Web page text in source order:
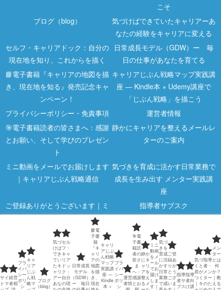
こそ
ブログ（blog）
気づけばできていたキャリアーあ
なたの経験をキャリアに変える
セルフ・キャリアドック：自分の
現在地を知り、これからを描く
日常成長モデル（GDW）ー 毎
日の仕事があなたを育てる
📘電子書籍『キャリアの地図を描
き、現在地を知る』発売記念キャ
ンペーン！
キャリアじぶん戦略マップ実践講
座 ― Kindle本 × Udemy講座で
「じぶん戦略」を描こう
プライバシーポリシー・免責事項
運営者情報
🎯電子書籍読者の皆さまへ：感謝
とお願い、そして学びのプレゼン
ト
静かにキャリアを整えるメールレ
ターのご案内
ミニ動画をメールでお届けします
｜キャリアじぶん戦略通信
気づきを育成に活かす日常業務で
成長を生み出す メンター実践講
座
ご登録ありがとうございます｜ミ
ニ動画のご案内
指導者サブスク
指導者向け講座
気づくと差がつく｜キャリア5分
メモ
指導者・メンターのための学びの
ページ
メンターとは何か？｜教える人で
はなく成長を支える人
日常業務で若手は育つ｜メンター 指導者も成長し続ける｜日常業務
サイ
トマ
経営
者相
プラ
イバ
シー
ポリ
シ
キャ
リア
じぶ
ん戦
略マ ブログ
（blog）
気づ
けば
でき
てい
たキ
ャリ
アー
あな
セル
フ・
キャ
リア
ドッ
ク：
自分
の現
日常成長
モデル
（GDW）
ー 毎日
📘電
子書
籍
『キ
ャリ
アの
地図
を描
き、
現在
キャリ
アじぶ
ん戦略
マップ
実践講
座 ―
Kindle
本 ×
プラ
イバ
シー
ポリ
シ
運営
者情
🎯電
子書
籍読
者の
皆さ
ま
へ：
感謝
とお
静か
にキ
ャリ
アを
整え
るメ
ミニ
動画
をメ
ール
でお
届け
しま
す｜
気づ
きを
育成
に活
かす
日常
業務
で成
ご登
録あ
りが
とう
ござ
いま
指導
者サ
ブス
指導
者向
け講
気づ
くと
差が
つく
｜キ
指導
者・
メン
ター
のた
メン
ター
とは
何
か？
｜教
える